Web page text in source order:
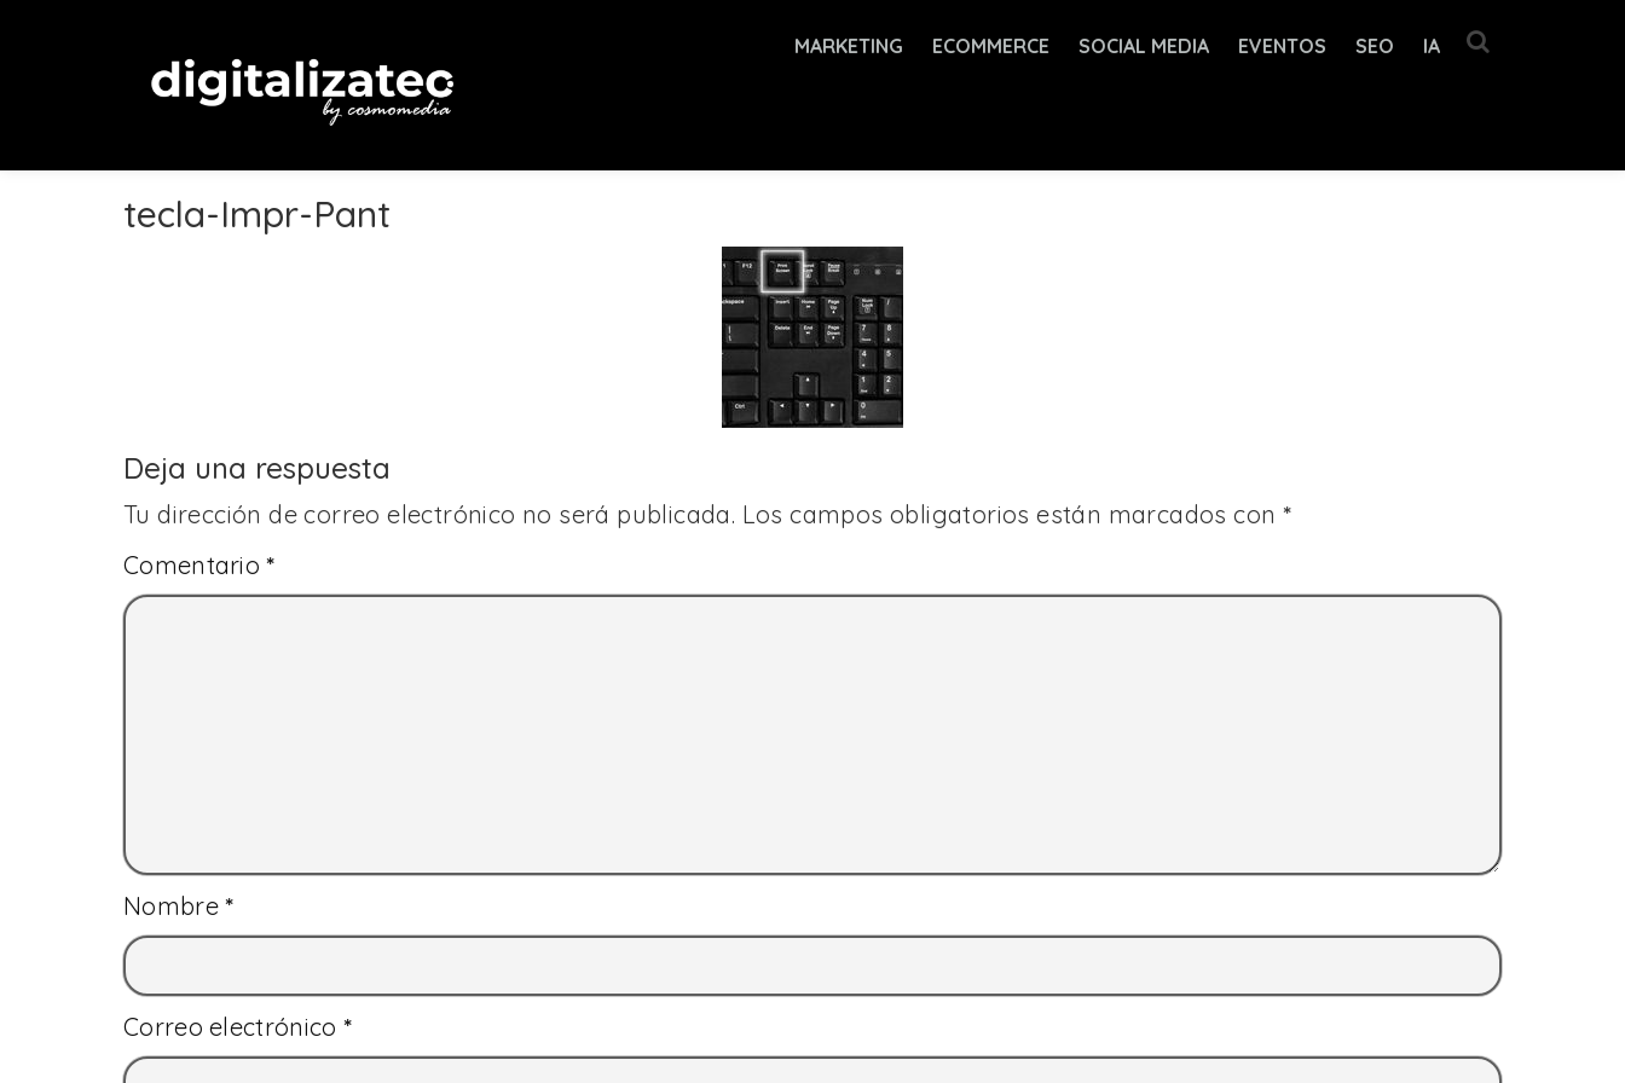
MARKETING ECOMMERCE SOCIAL MEDIA EVENTOS SEO IA
tecla-Impr-Pant
Deja una respuesta
Tu dirección de correo electrónico no será publicada. Los campos obligatorios están marcados con *
Comentario*
Nombre*
Correo electrónico *